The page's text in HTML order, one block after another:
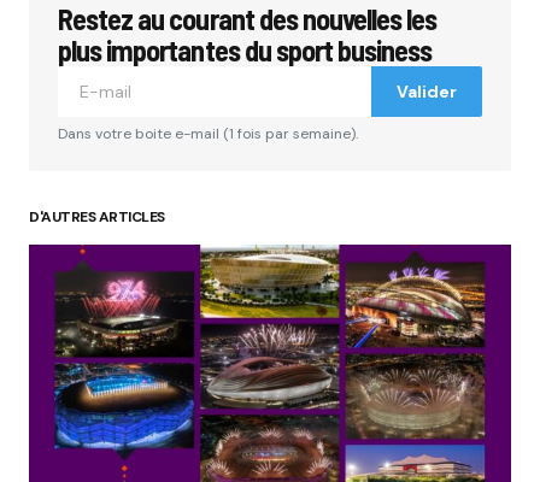
Restez au courant des nouvelles les
plus importantes du sport business
Valider
Dans votre boite e-mail (1 fois par semaine).
D'AUTRES ARTICLES